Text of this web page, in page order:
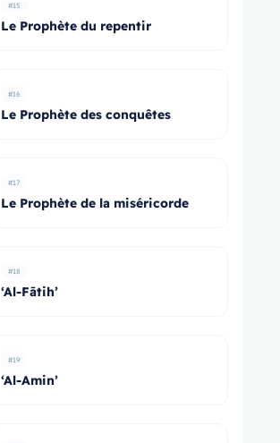
#15
Le Prophète du repentir
#16
Le Prophète des conquêtes
#17
Le Prophète de la miséricorde
#18
‘Al-Fātih’
#19
‘Al-Amin’